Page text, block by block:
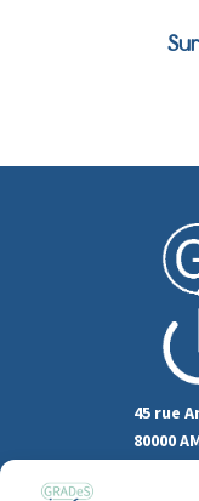
45 rue
80000